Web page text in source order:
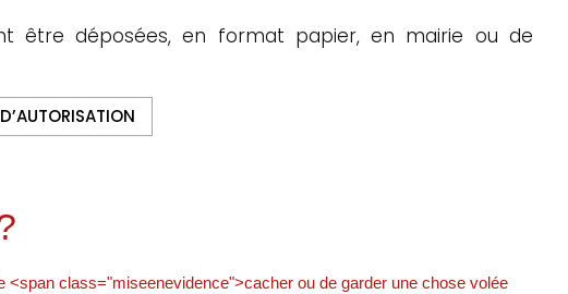
être déposées, en format papier, en mairie ou de
class="miseenevidence">cacher ou de garder une chose volée